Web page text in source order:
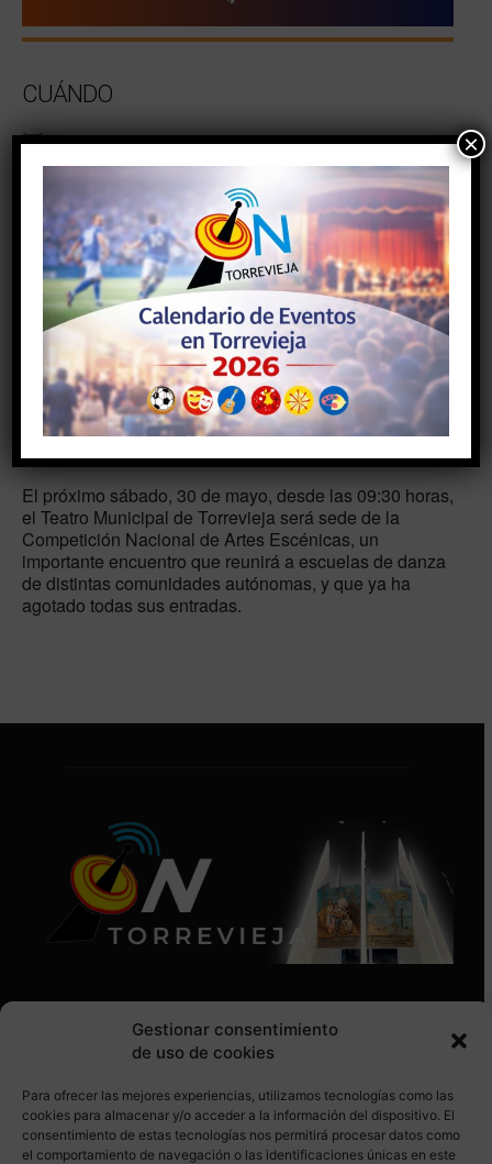
Gestionar consentimiento
de uso de cookies
Para ofrecer las mejores experiencias, utilizamos tecnologías como las
cookies para almacenar y/o acceder a la información del dispositivo. El
consentimiento de estas tecnologías nos permitirá procesar datos como
el comportamiento de navegación o las identificaciones únicas en este
CUÁNDO
30/05/2026
09:30 - 14:00
AÑADIR AL CALENDARIO
Descargar ICS Google Calendar
TIPO DE EVENTO
Eventos de fin de semana
#cultura #agenda #eventos #teatro #turismo
#torrevieja
El próximo sábado, 30 de mayo, desde las 09:30 horas,
el Teatro Municipal de Torrevieja será sede de la
Competición Nacional de Artes Escénicas, un
importante encuentro que reunirá a escuelas de danza
de distintas comunidades autónomas, y que ya ha
agotado todas sus entradas.
SÍGUENOS EN REDES SOCIALES
×